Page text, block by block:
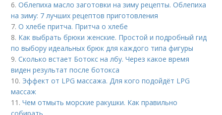
6.Облепиха масло заготовки на зиму рецепты. Облепиха
на зиму: 7 лучших рецептов приготовления
7.О хлебе притча. Притча о хлебе
8. Как выбрать брюки женские. Простой и подробный гид
по выбору идеальных брюк для каждого типа фигуры
9.Сколько встает Ботокс на лбу. Через какое время
виден результат после ботокса
10. Эффект от LPG массажа. Для кого подойдёт LPG
массаж
11.Чем отмыть морские ракушки. Как правильно